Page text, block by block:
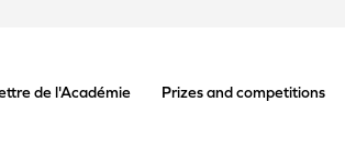
de l'Académie Prizes and competitions